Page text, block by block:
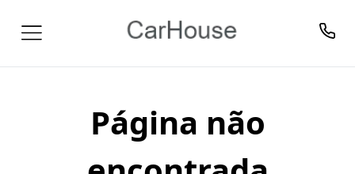
Página não